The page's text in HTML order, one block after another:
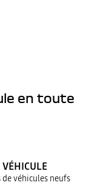
en toute
véhicules neufs